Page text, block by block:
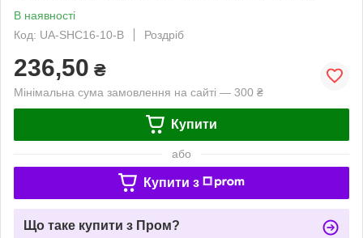
В наявності
Код: UA-SHC16-10-B
Роздріб
236,50 ₴
Мінімальна сума замовлення на сайті — 300 ₴
Купити
або
Купити з
Що таке купити з Пром?